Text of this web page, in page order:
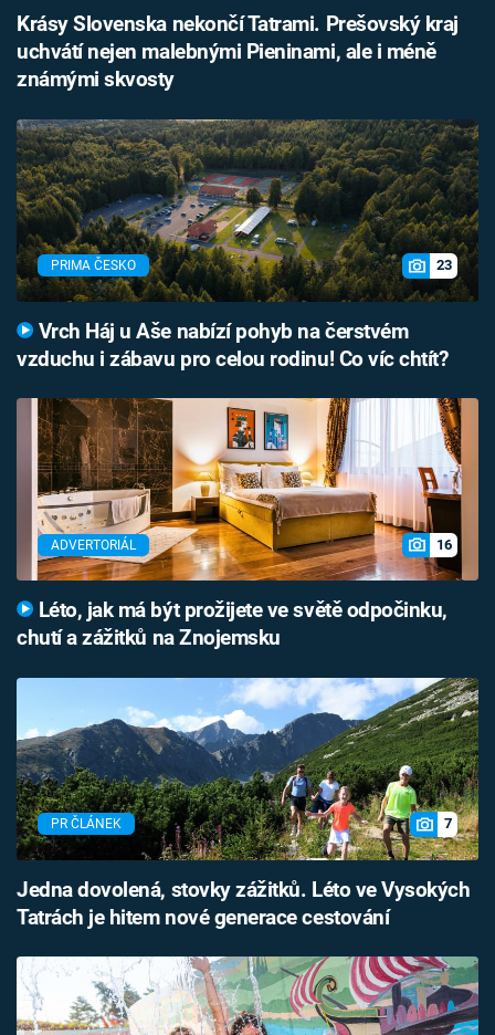
Krásy Slovenska nekončí Tatrami. Prešovský kraj
uchvátí nejen malebnými Pieninami, ale i méně
známými skvosty
PRIMA ČESKO 23
Vrch Háj u Aše nabízí pohyb na čerstvém
vzduchu i zábavu pro celou rodinu! Co víc chtít?
ADVERTORIÁL 16
Léto, jak má být prožijete ve světě odpočinku,
chutí a zážitků na Znojemsku
PR ČLÁNEK 7
Jedna dovolená, stovky zážitků. Léto ve Vysokých
Tatrách je hitem nové generace cestování